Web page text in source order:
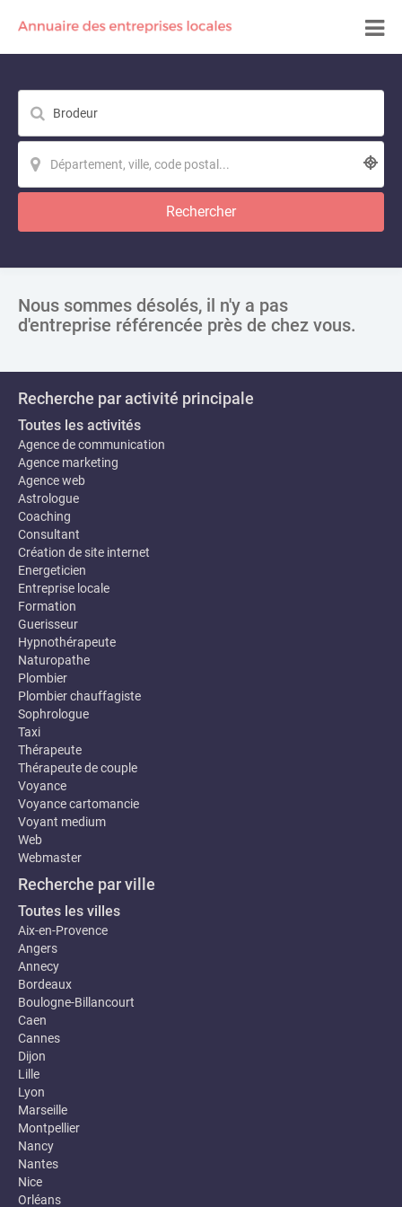
Rechercher
Nous sommes désolés, il n'y a pas
d'entreprise référencée près de chez vous.
Recherche par activité principale
Toutes les activités
Agence de communication
Agence marketing
Agence web
Astrologue
Coaching
Consultant
Création de site internet
Energeticien
Entreprise locale
Formation
Guerisseur
Hypnothérapeute
Naturopathe
Plombier
Plombier chauffagiste
Sophrologue
Taxi
Thérapeute
Thérapeute de couple
Voyance
Voyance cartomancie
Voyant medium
Web
Webmaster
Recherche par ville
Toutes les villes
Aix-en-Provence
Angers
Annecy
Bordeaux
Boulogne-Billancourt
Caen
Cannes
Dijon
Lille
Lyon
Marseille
Montpellier
Nancy
Nantes
Nice
Orléans